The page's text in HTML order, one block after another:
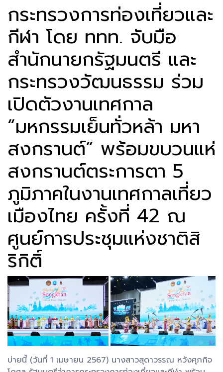
กระทรวงการท่องเที่ยวและ
กีฬา โดย ททท. จับมือ
สำนักนายกรัฐมนตรี และ
กระทรวงวัฒนธรรม ร่วม
เปิดตัวงานเทศกาล
“มหกรรมเย็นทั่วหล้า มหา
สงกรานต์” พร้อมขบวนแห่
สงกรานต์ตระการตา 5
ภูมิภาคในงานเทศกาลเที่ยว
เมืองไทย ครั้งที่ 42 ณ
ศูนย์การประชุมแห่งชาติสิ
ริกิติ์
บ่ายนี้ (วันที่ 1 เมษายน 2567) นางสาวสุดาวรรณ หวังศุภกิจ